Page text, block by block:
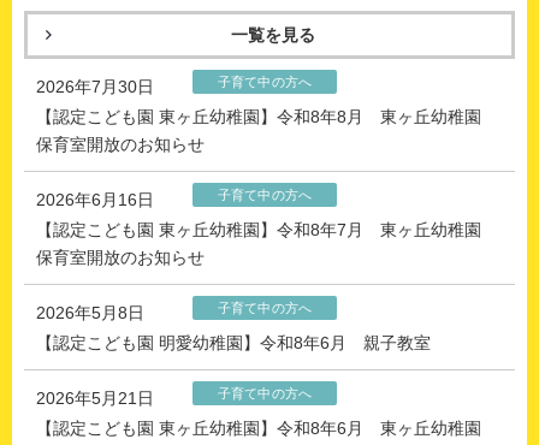
一覧を見る
2026年7月30日 子育て中の方へ
【認定こども園 東ヶ丘幼稚園】令和8年8月 東ヶ丘幼稚園
保育室開放のお知らせ
2026年6月16日 子育て中の方へ
【認定こども園 東ヶ丘幼稚園】令和8年7月 東ヶ丘幼稚園
保育室開放のお知らせ
2026年5月8日 子育て中の方へ
【認定こども園 明愛幼稚園】令和8年6月 親子教室
2026年5月21日 子育て中の方へ
【認定こども園 東ヶ丘幼稚園】令和8年6月 東ヶ丘幼稚園